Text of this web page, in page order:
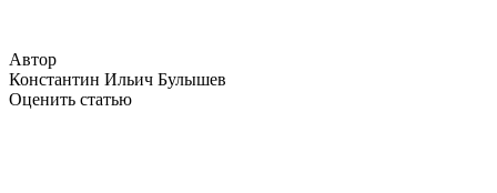
Автор
Константин Ильич Булышев
Оценить статью